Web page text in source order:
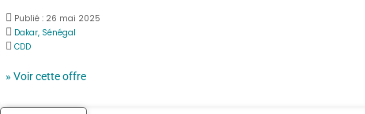
Publié : 26 mai 2025
Dakar, Sénégal
CDD
» Voir cette offre